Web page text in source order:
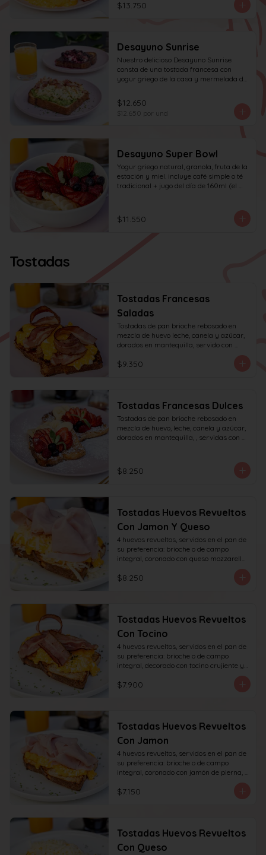
$13.750
Desayuno Sunrise
Nuestro delicioso Desayuno Sunrise
consta de una tostada francesa con
yogur griego de la casa y mermelada de
de pan blanco con palta molida, pasta de
huevo y tocino en cuadritos, coronada
con ciboulette.
$12.650
$12.650 por und
Desayuno Super Bowl
Yogur griego natural, granola, fruta de la
estación y miel. incluye café simple o té
tradicional + jugo del día de 160ml (el
$11.550
Tostadas
Tostadas Francesas
Saladas
Tostadas de pan brioche rebosado en
mezcla de huevo leche, canela y azúcar,
dorados en mantequilla, servido con
huevos revueltos, tocino y miel de maple.
$9.350
Tostadas Francesas Dulces
Tostadas de pan brioche rebosado en
mezcla de huevo, leche, canela y azúcar,
dorados en mantequilla, , servidas con
$8.250
Tostadas Huevos Revueltos
Con Jamon Y Queso
4 huevos revueltos, servidos en el pan de
su preferencia: brioche o de campo
integral, coronado con queso mozzarella
rallado y con jamón de pierna, decorado
con sésamo o ciboulette.
$8.250
Tostadas Huevos Revueltos
Con Tocino
4 huevos revueltos, servidos en el pan de
su preferencia: brioche o de campo
integral, decorado con tocino crujiente y
$7.900
Tostadas Huevos Revueltos
Con Jamon
4 huevos revueltos, servidos en el pan de
su preferencia: brioche o de campo
integral, coronado con jamón de pierna,
$7.150
Tostadas Huevos Revueltos
Con Queso